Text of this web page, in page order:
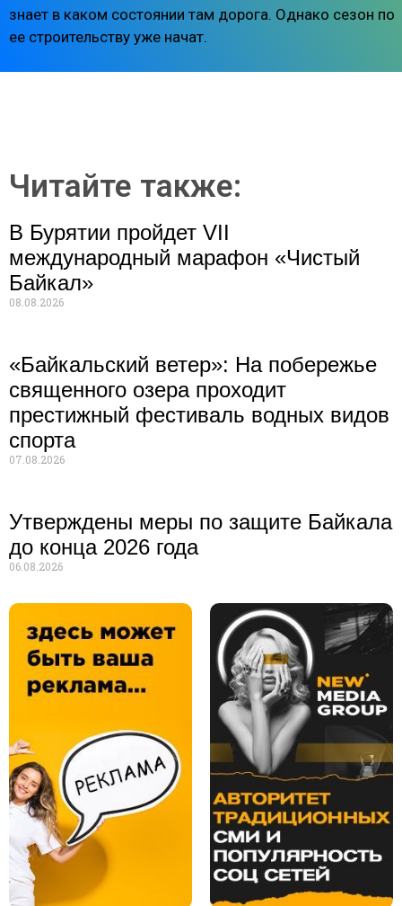
знает в каком состоянии там дорога. Однако сезон по
ее строительству уже начат.
Читайте также:
В Бурятии пройдет VII
международный марафон «Чистый
Байкал»
08.08.2026
«Байкальский ветер»: На побережье
священного озера проходит
престижный фестиваль водных видов
спорта
07.08.2026
Утверждены меры по защите Байкала
до конца 2026 года
06.08.2026